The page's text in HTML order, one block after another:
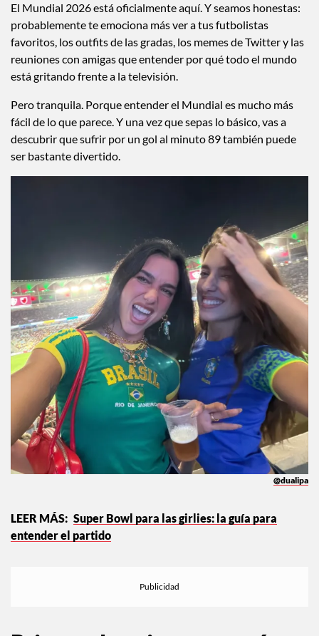
El Mundial 2026 está oficialmente aquí. Y seamos honestas:
probablemente te emociona más ver a tus futbolistas
favoritos, los outfits de las gradas, los memes de Twitter y las
reuniones con amigas que entender por qué todo el mundo
está gritando frente a la televisión.
Pero tranquila. Porque entender el Mundial es mucho más
fácil de lo que parece. Y una vez que sepas lo básico, vas a
descubrir que sufrir por un gol al minuto 89 también puede
ser bastante divertido.
@dualipa
Super Bowl para las girlies: la guía para
entender el partido